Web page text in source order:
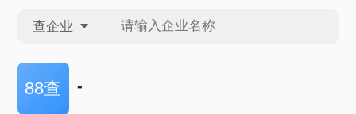
查企业
查企业
88查 -